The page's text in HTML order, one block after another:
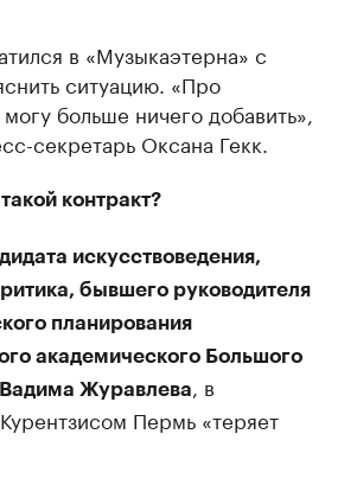
в «Музыкаэтерна» с
ситуацию. «Про
больше ничего добавить»,
секретарь Оксана Гекк.
контракт?
искусствоведения,
бывшего руководителя
планирования
академического Большого
Журавлева, в
Пермь «теряет